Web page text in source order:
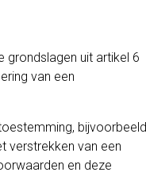
grondslagen uit artikel 6
van een
bijvoorbeeld
verstrekken van een
en deze